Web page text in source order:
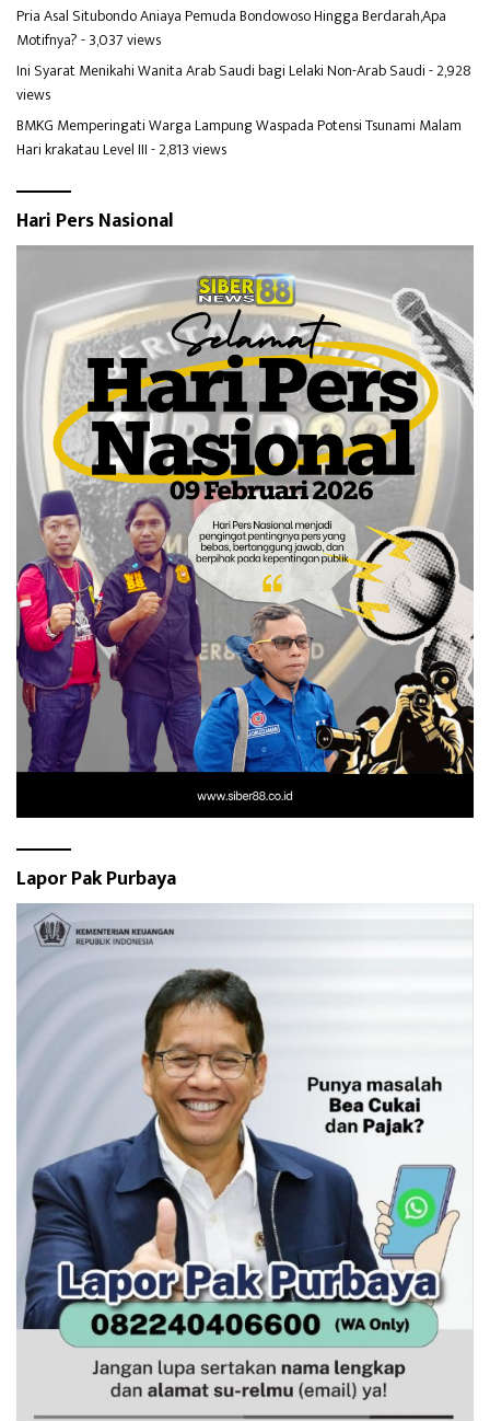
Pria Asal Situbondo Aniaya Pemuda Bondowoso Hingga Berdarah,Apa
Motifnya?- 3,037 views
Ini Syarat Menikahi Wanita Arab Saudi bagi Lelaki Non-Arab Saudi- 2,928
views
BMKG Memperingati Warga Lampung Waspada Potensi Tsunami Malam
Hari krakatau Level III- 2,813 views
Hari Pers Nasional
Lapor Pak Purbaya